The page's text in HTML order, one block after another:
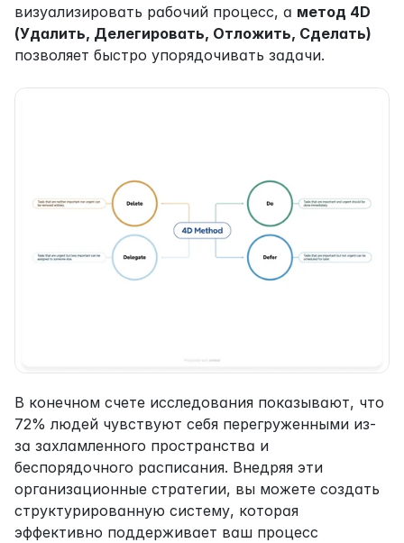
визуализировать рабочий процесс, а метод 4D
(Удалить, Делегировать, Отложить, Сделать)
позволяет быстро упорядочивать задачи.
В конечном счете исследования показывают, что
72% людей чувствуют себя перегруженными из-
за захламленного пространства и
беспорядочного расписания. Внедряя эти
организационные стратегии, вы можете создать
структурированную систему, которая
эффективно поддерживает ваш процесс